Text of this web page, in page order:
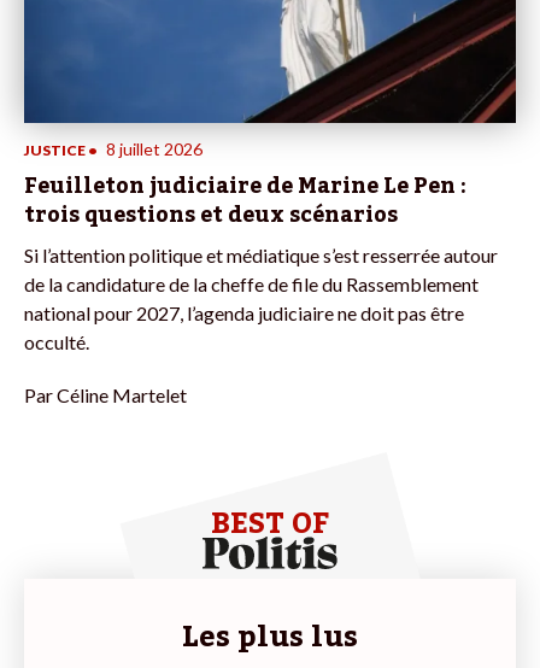
JUSTICE • 8 juillet 2026
Feuilleton judiciaire de Marine Le Pen :
trois questions et deux scénarios
Si l’attention politique et médiatique s’est resserrée autour
de la candidature de la cheffe de file du Rassemblement
national pour 2027, l’agenda judiciaire ne doit pas être
occulté.
ParCéline Martelet
BEST OF
Les plus lus